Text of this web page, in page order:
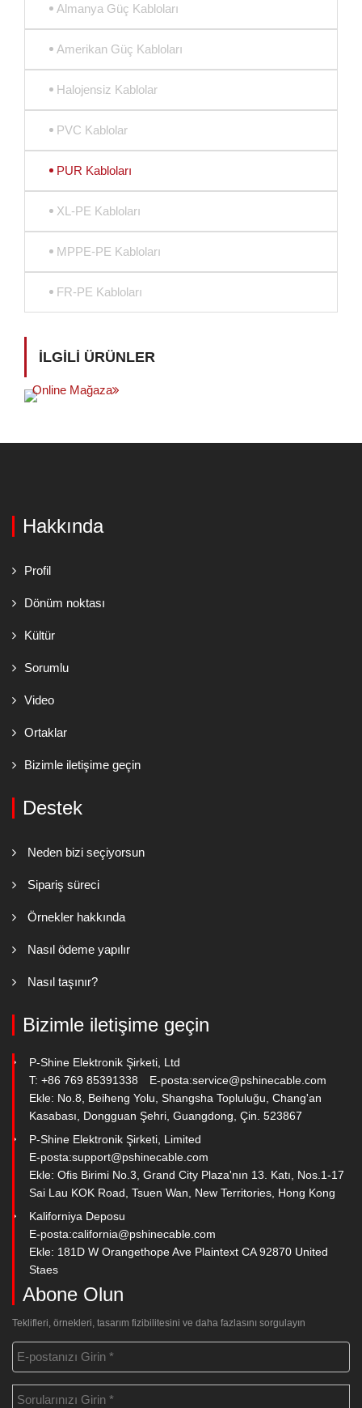
Almanya Güç Kabloları
Amerikan Güç Kabloları
Halojensiz Kablolar
PVC Kablolar
PUR Kabloları
XL-PE Kabloları
MPPE-PE Kabloları
FR-PE Kabloları
İLGILI ÜRÜNLER
Online Mağaza
Hakkında
Profil
Dönüm noktası
Kültür
Sorumlu
Video
Ortaklar
Bizimle iletişime geçin
Destek
Neden bizi seçiyorsun
Sipariş süreci
Örnekler hakkında
Nasıl ödeme yapılır
Nasıl taşınır?
Bizimle iletişime geçin
P-Shine Elektronik Şirketi, Ltd
T: +86 769 85391338
E-posta:service@pshinecable.com
Ekle: No.8, Beiheng Yolu, Shangsha Topluluğu, Chang'an
Kasabası, Dongguan Şehri, Guangdong, Çin. 523867
P-Shine Elektronik Şirketi, Limited
E-posta:support@pshinecable.com
Ekle: Ofis Birimi No.3, Grand City Plaza'nın 13. Katı, Nos.1-17
Sai Lau KOK Road, Tsuen Wan, New Territories, Hong Kong
Kaliforniya Deposu
E-posta:california@pshinecable.com
Ekle: 181D W Orangethope Ave Plaintext CA 92870 United
Staes
Abone Olun
Teklifleri, örnekleri, tasarım fizibilitesini ve daha fazlasını sorgulayın